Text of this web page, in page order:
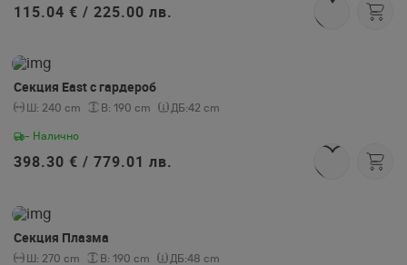
115.04 € / 225.00 лв.
Секция East с гардероб
Ш: 240 cm В: 190 cm ДБ:42 cm
- Налично
398.30 € / 779.01 лв.
Секция Плазма
Ш: 270 cm В: 190 cm ДБ:48 cm